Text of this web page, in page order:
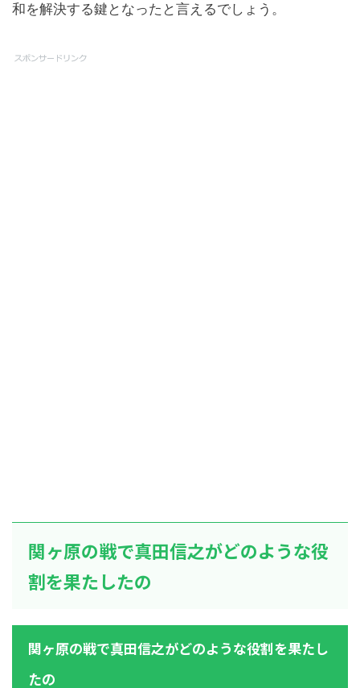
和を解決する鍵となったと言えるでしょう。
関ヶ原の戦で真田信之がどのような役
割を果たしたの
関ヶ原の戦で真田信之がどのような役割を果たし
たの